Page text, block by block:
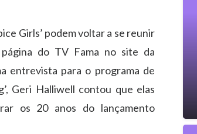
Girls’ podem voltar a se reunir
do TV Fama no site da
entrevista para o programa de
Geri Halliwell contou que elas
os 20 anos do lançamento